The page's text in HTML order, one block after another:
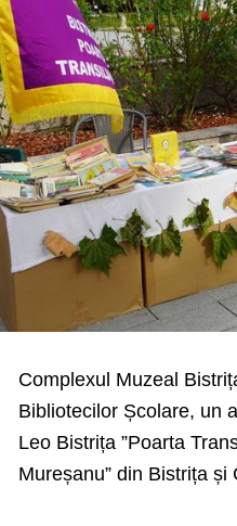
Complexul Muzeal
Bibliotecilor Școlare, un
Leo Bistrița ”Poarta
Mureșanu” din Bistrița